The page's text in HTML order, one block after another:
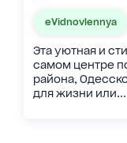
eVidnovlennya
Эта уютная и
самом центре
района,
для жизни или...